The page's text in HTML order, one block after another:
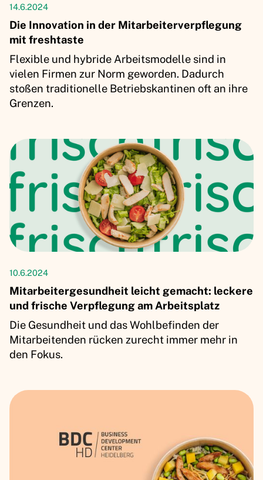
14.6.2024
Die Innovation in der Mitarbeiterverpflegung
mit freshtaste
Flexible und hybride Arbeitsmodelle sind in
vielen Firmen zur Norm geworden. Dadurch
stoßen traditionelle Betriebskantinen oft an ihre
Grenzen.
10.6.2024
Mitarbeitergesundheit leicht gemacht: leckere
und frische Verpflegung am Arbeitsplatz
Die Gesundheit und das Wohlbefinden der
Mitarbeitenden rücken zurecht immer mehr in
den Fokus.